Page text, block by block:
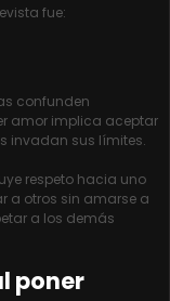
fue:
confunden
amor implica aceptar
invadan sus límites.
respeto hacia uno
a otros sin amarse a
a los demás
poner